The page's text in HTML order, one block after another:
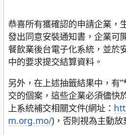
恭喜所有獲確認的申請企業，
發出同意安裝通知書，企業可
餐飲業後台電子化系統，並於
中的要求提交結算資料。
另外，在上述抽籤結果中，有
交的個案，這些企業必須儘快
上系統補交相關文件(網址：
m.org.mo/)，否則視為主動放